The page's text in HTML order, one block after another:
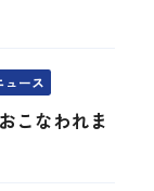
ュース
こなわれま